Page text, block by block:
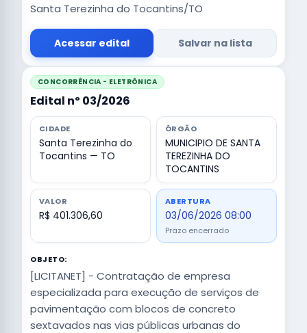
Santa Terezinha do Tocantins/TO
Acessar edital Salvar na lista
CONCORRÊNCIA - ELETRÔNICA
Edital nº 03/2026
CIDADE
Santa Terezinha do
Tocantins — TO
ÓRGÃO
MUNICIPIO DE SANTA
TEREZINHA DO
TOCANTINS
VALOR
R$ 401.306,60
ABERTURA
03/06/2026 08:00
Prazo encerrado
OBJETO:
[LICITANET] - Contratação de empresa
especializada para execução de serviços de
pavimentação com blocos de concreto
sextavados nas vias públicas urbanas do